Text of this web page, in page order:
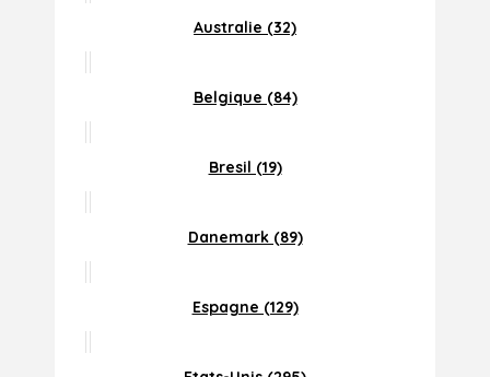
Australie (32)
Belgique (84)
Bresil (19)
Danemark (89)
Espagne (129)